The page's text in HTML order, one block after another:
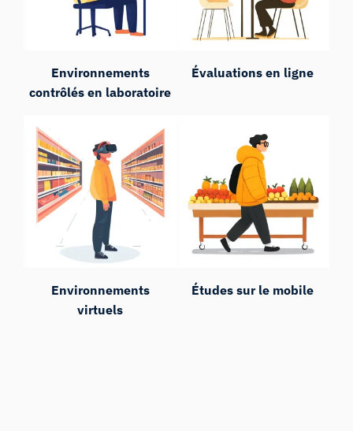
Environnements
contrôlés en laboratoire
Évaluations en ligne
Environnements
virtuels
Études sur le mobile